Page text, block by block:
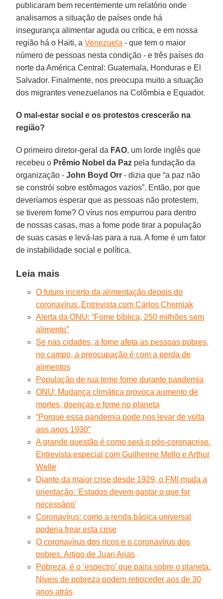
publicaram bem recentemente um relatório onde
analisamos a situação de países onde há
insegurança alimentar aguda ou crítica, e em nossa
região há o Haiti, aVenezuela - que tem o maior
número de pessoas nesta condição - e três países do
norte da América Central: Guatemala, Honduras e El
Salvador. Finalmente, nos preocupa muito a situação
dos migrantes venezuelanos na Colômbia e Equador.
O mal-estar social e os protestos crescerão na
região?
O primeiro diretor-geral da FAO, um lorde inglês que
recebeu o Prêmio Nobel da Paz pela fundação da
organização -John Boyd Orr - dizia que “a paz não
se constrói sobre estômagos vazios”. Então, por que
deveríamos esperar que as pessoas não protestem,
se tiverem fome? O vírus nos empurrou para dentro
de nossas casas, mas a fome pode tirar a população
de suas casas e levá-las para a rua. A fome é um fator
de instabilidade social e política.
Leia mais
O futuro incerto da alimentação depois do
coronavírus. Entrevista com Carlos Cherniak
Alerta da ONU: “Fome bíblica, 250 milhões sem
alimento”
Se nas cidades, a fome afeta as pessoas pobres,
no campo, a preocupação é com a perda de
alimentos
População de rua teme fome durante pandemia
ONU: Mudança climática provoca aumento de
mortes, doenças e fome no planeta
“Porque essa pandemia pode nos levar de volta
aos anos 1930”
A grande questão é como será o pós-coronacrise.
Entrevista especial com Guilherme Mello e Arthur
Welle
Diante da maior crise desde 1929, o FMI muda a
orientação: 'Estados devem gastar o que for
necessário'
Coronavírus: como a renda básica universal
poderia frear esta crise
O coronavírus dos ricos e o coronavírus dos
pobres. Artigo de Juan Arias
Pobreza, é o ‘espectro’ que paira sobre o planeta.
Níveis de pobreza podem retroceder aos de 30
anos atrás